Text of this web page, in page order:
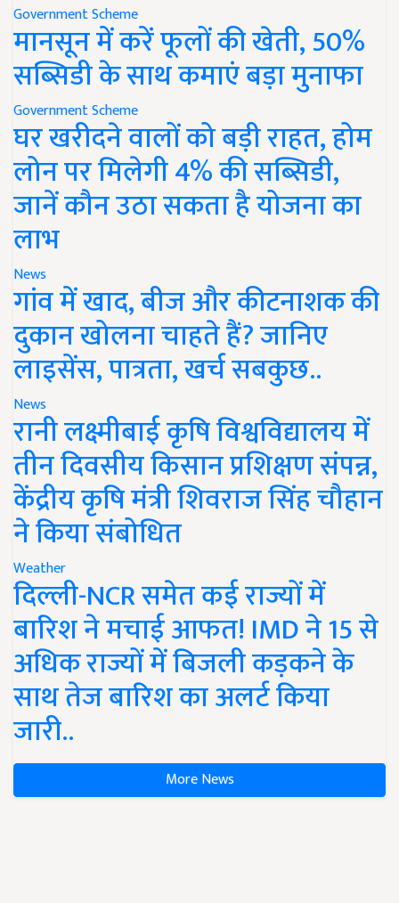
Government Scheme
मानसून में करें फूलों की खेती, 50%
सब्सिडी के साथ कमाएं बड़ा मुनाफा
Government Scheme
घर खरीदने वालों को बड़ी राहत, होम
लोन पर मिलेगी 4% की सब्सिडी,
जानें कौन उठा सकता है योजना का
लाभ
News
गांव में खाद, बीज और कीटनाशक की
दुकान खोलना चाहते हैं? जानिए
लाइसेंस, पात्रता, खर्च सबकुछ..
News
रानी लक्ष्मीबाई कृषि विश्वविद्यालय में
तीन दिवसीय किसान प्रशिक्षण संपन्न,
केंद्रीय कृषि मंत्री शिवराज सिंह चौहान
ने किया संबोधित
Weather
दिल्ली-NCR समेत कई राज्यों में
बारिश ने मचाई आफत! IMD ने 15 से
अधिक राज्यों में बिजली कड़कने के
साथ तेज बारिश का अलर्ट किया
जारी..
More News